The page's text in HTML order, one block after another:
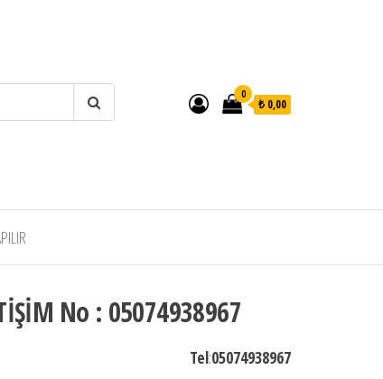
0
₺ 0,00
No : 05074938967
Tel:05074938967